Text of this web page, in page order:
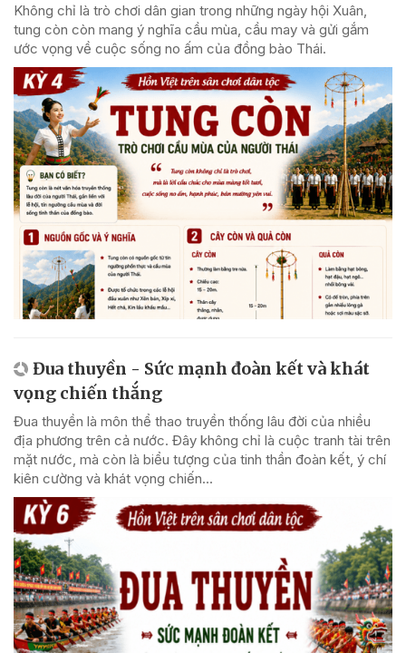
Không chỉ là trò chơi dân gian trong những ngày hội Xuân,
tung còn còn mang ý nghĩa cầu mùa, cầu may và gửi gắm
ước vọng về cuộc sống no ấm của đồng bào Thái.
Đua thuyền - Sức mạnh đoàn kết và khát
vọng chiến thắng
Đua thuyền là môn thể thao truyền thống lâu đời của nhiều
địa phương trên cả nước. Đây không chỉ là cuộc tranh tài trên
mặt nước, mà còn là biểu tượng của tinh thần đoàn kết, ý chí
kiên cường và khát vọng chiến...